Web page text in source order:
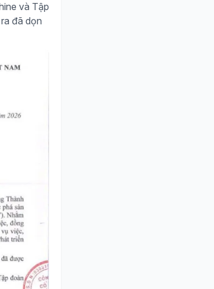
và Tập
đã dọn